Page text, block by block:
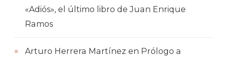
«Adiós», el último libro de Juan Enrique
Ramos
Arturo Herrera Martínez en Prólogo a